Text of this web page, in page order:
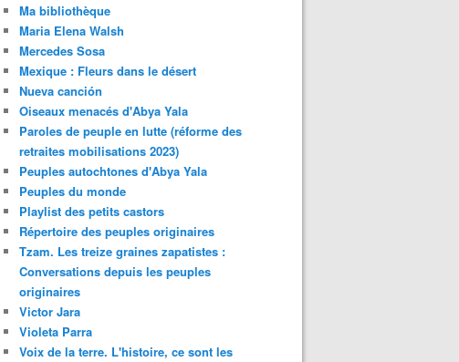
Ma bibliothèque
Maria Elena Walsh
Mercedes Sosa
Mexique : Fleurs dans le désert
Nueva canción
Oiseaux menacés d'Abya Yala
Paroles de peuple en lutte (réforme des
retraites mobilisations 2023)
Peuples autochtones d'Abya Yala
Peuples du monde
Playlist des petits castors
Répertoire des peuples originaires
Tzam. Les treize graines zapatistes :
Conversations depuis les peuples
originaires
Victor Jara
Violeta Parra
Voix de la terre. L'histoire, ce sont les